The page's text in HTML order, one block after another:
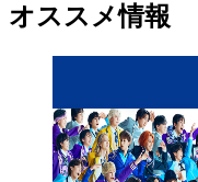
オススメ情報